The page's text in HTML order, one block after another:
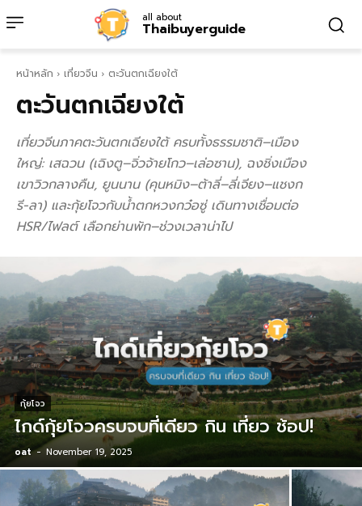
all about
Thaibuyerguide
หน้าหลัก เที่ยวจีน ตะวันตกเฉียงใต้
ตะวันตกเฉียงใต้
เที่ยวจีนภาคตะวันตกเฉียงใต้ ครบทั้งธรรมชาติ–เมือง
ใหญ่: เสฉวน (เฉิงตู–จิ่วจ้ายโกว–เล่อซาน), ฉงชิ่งเมือง
เขาวิวกลางคืน, ยูนนาน (คุนหมิง–ต้าลี่–ลี่เจียง–แชงก
รี-ลา) และกุ้ยโจวกับน้ำตกหวงกว๋อซู่ เดินทางเชื่อมต่อ
HSR/ไฟลต์ เลือกย่านพัก–ช่วงเวลาน่าไป
กุ้ยโจว
ไกด์กุ้ยโจวครบจบที่เดียว กิน เที่ยว ช้อป!
oat - November 19, 2025